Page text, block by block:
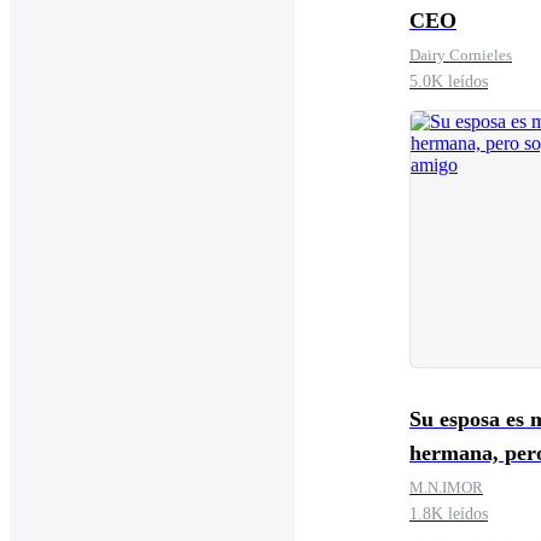
CEO
Dairy Cornieles
5.0K leídos
Su esposa es
hermana,
su amigo
M.N.IMOR
1.8K leídos